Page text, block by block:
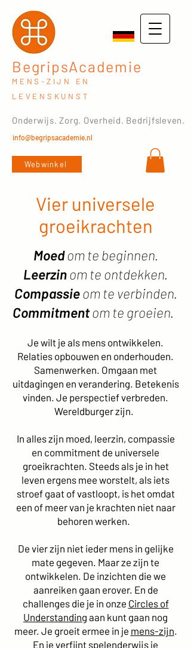
BegripsAcademie
MENS-ZIJN EN
LEVENSKUNST
info@begripsacademie.nl
Onderwijs. Zorg. Overheid. Bedrijfsleven.
Webwinkel
Vier universele
groeikrachten
Moedom te beginnen.
Leerzinom te ontdekken.
Compassieom te verbinden.
Commitmentom te groeien.
Je wilt je als mens ontwikkelen.
Relaties opbouwen en onderhouden.
Samenwerken. Omgaan met
uitdagingen en verandering. Betekenis
vinden. Je perspectief verbreden.
Wereldburger zijn.
In alles zijn moed, leerzin, compassie
en commitment de universele
groeikrachten. Steeds als je in het
leven ergens mee worstelt, als iets
stroef gaat of vastloopt, is het omdat
een of meer van je krachten niet naar
behoren werken.
De vier zijn niet ieder mens in gelijke
mate gegeven. Maar ze zijn te
ontwikkelen. De inzichten die we
aanreiken gaan erover. En de
challenges die je in onze Circles of
Understanding aan kunt gaan nog
meer. Je groeit ermee in je mens-zijn
En je verfijnt spelenderwijs je